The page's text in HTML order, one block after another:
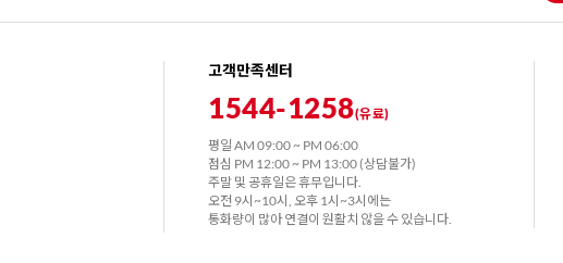
고객만족센터
1544-1258(유료)
평일 AM 09:00 ~ PM 06:00
점심 PM 12:00 ~ PM 13:00 (상담불가)
주말 및 공휴일은 휴무입니다.
오전 9시~10시, 오후 1시~3시에는
통화량이 많아 연결이 원활치 않을 수 있습니다.